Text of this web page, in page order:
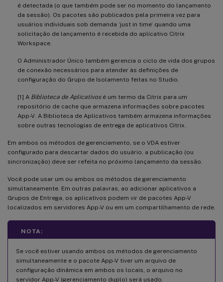
é detectada (o que também pode ser no momento do lançamento
da sessão). Os pacotes são publicados pela primeira vez para
usuários individuais sob demanda ‘just in time’ quando uma
solicitação de lançamento é recebida do aplicativo Citrix
Workspace.
O Administrador Único também gerencia o ciclo de vida dos grupos
de conexão necessários para atender às definições de
configuração do Grupo de Isolamento feitas no Studio.
[1] A Biblioteca de Aplicativosé um termo da Citrix para um
repositório de cache que armazena informações sobre pacotes
App-V. A Biblioteca de Aplicativos também armazena informações
sobre outras tecnologias de entrega de aplicativos Citrix.
Em ambos os métodos de gerenciamento, se o VDA estiver
configurado para descartar dados do usuário, a publicação (ou
sincronização) deve ser refeita no próximo lançamento da sessão.
Você pode usar um ou ambos os métodos de gerenciamento
simultaneamente. Em outras palavras, ao adicionar aplicativos a
Grupos de Entrega, os aplicativos podem vir de pacotes App-V
localizados em servidores App-V ou em um compartilhamento de rede.
NOTA:
Se você estiver usando ambos os métodos de gerenciamento
simultaneamente e o pacote App-V tiver um arquivo de
configuração dinâmica em ambos os locais, o arquivo no
servidor App-V (gerenciamento duplo) será usado.